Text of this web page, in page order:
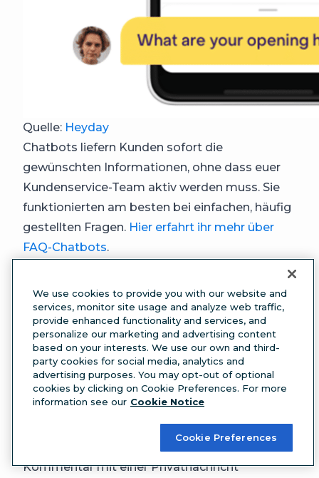
Quelle: Heyday
Chatbots liefern Kunden sofort die
gewünschten Informationen, ohne dass euer
Kundenservice-Team aktiv werden muss. Sie
funktionierten am besten bei einfachen, häufig
gestellten Fragen. Hier erfahrt ihr mehr über
FAQ-Chatbots.
privaten
Kunden werden euch auf euren Social-Media-
Seiten eventuell mit Fragen oder Anliegen
kontaktieren, die besser auf einem privaten
Kanal aufgehoben sind — zum Beispiel, wenn
ihr vertrauliche Informationen wie eine
Buchungsnummer oder einen Kontennamen
Kommentar mit einer Privatnachricht
We use cookies to provide you with our website and
services, monitor site usage and analyze web traffic,
provide enhanced functionality and services, and
personalize our marketing and advertising content
based on your interests. We use our own and third-
party cookies for social media, analytics and
advertising purposes. You may opt-out of optional
cookies by clicking on Cookie Preferences. For more
information see our Cookie Notice
Cookie Preferences